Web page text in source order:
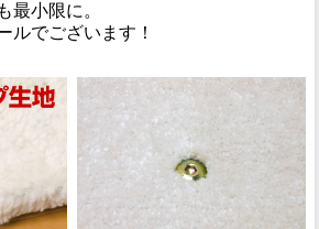
最小限に。
ルでございます！